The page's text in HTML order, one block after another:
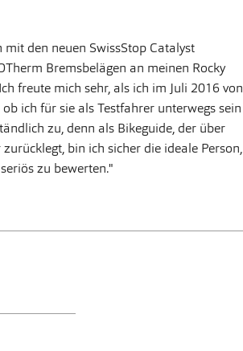
den neuen SwissStop Catalyst
Bremsbelägen an meinen Rocky
freute mich sehr, als ich im Juli 2016 von
ich für sie als Testfahrer unterwegs sein
zu, denn als Bikeguide, der über
bin ich sicher die ideale Person,
zu bewerten."